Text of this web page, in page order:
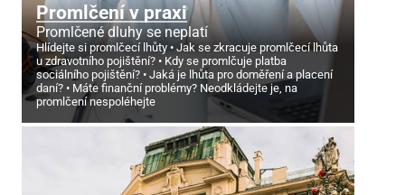
Promlčení v praxi
Promlčené dluhy se neplatí
Hlídejte si promlčecí lhůty
Jak se zkracuje promlčecí lhůta
u zdravotního pojištění?
Kdy se promlčuje platba
sociálního pojištění?
Jaká je lhůta pro doměření a placení
daní?
Máte finanční problémy? Neodkládejte je, na
promlčení nespoléhejte